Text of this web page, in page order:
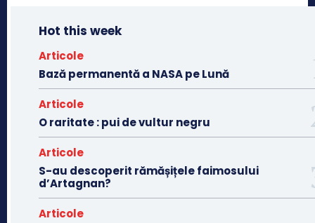
Hot this week
Articole
Bază permanentă a NASA pe Lună
Articole
O raritate : pui de vultur negru
Articole
S-au descoperit rămășițele faimosului
d’Artagnan?
Articole